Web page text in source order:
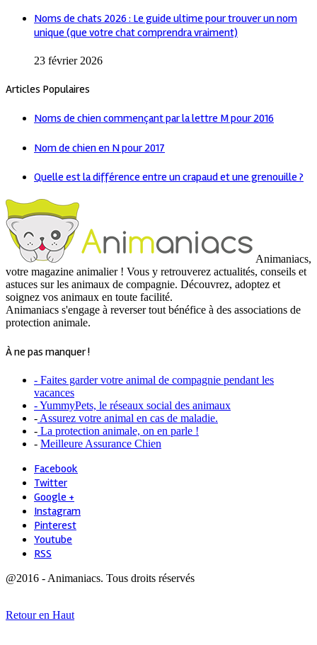
Noms de chats 2026 : Le guide ultime pour trouver un nom
unique (que votre chat comprendra vraiment)
23 février 2026
Articles Populaires
Noms de chien commençant par la lettre M pour 2016
Nom de chien en N pour 2017
Quelle est la différence entre un crapaud et une grenouille ?
Animaniacs,
votre magazine animalier ! Vous y retrouverez actualités, conseils et
astuces sur les animaux de compagnie. Découvrez, adoptez et
soignez vos animaux en toute facilité.
Animaniacs s'engage à reverser tout bénéfice à des associations de
protection animale.
À ne pas manquer !
- Faites garder votre animal de compagnie pendant les
vacances
- YummyPets, le réseaux social des animaux
- Assurez votre animal en cas de maladie.
- La protection animale, on en parle !
- Meilleure Assurance Chien
Facebook
Twitter
Google +
Instagram
Pinterest
Youtube
RSS
@2016 - Animaniacs. Tous droits réservés
Retour en Haut